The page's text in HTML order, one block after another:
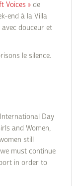
Voices » de
end à la Villa
avec douceur et
le silence.
Day
and Women,
still
must continue
in order to